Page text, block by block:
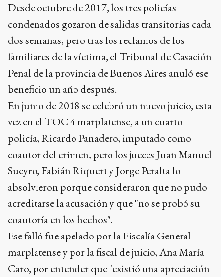
Desde octubre de 2017, los tres policías
condenados gozaron de salidas transitorias cada
dos semanas, pero tras los reclamos de los
familiares de la víctima, el Tribunal de Casación
Penal de la provincia de Buenos Aires anuló ese
beneficio un año después.
En junio de 2018 se celebró un nuevo juicio, esta
vez en el TOC 4 marplatense, a un cuarto
policía, Ricardo Panadero, imputado como
coautor del crimen, pero los jueces Juan Manuel
Sueyro, Fabián Riquert y Jorge Peralta lo
absolvieron porque consideraron que no pudo
acreditarse la acusación y que "no se probó su
coautoría en los hechos".
Ese falló fue apelado por la Fiscalía General
marplatense y por la fiscal de juicio, Ana María
Caro, por entender que "existió una apreciación